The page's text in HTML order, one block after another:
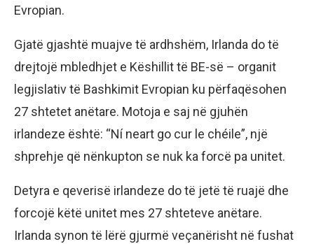
Evropian.
Gjatë gjashtë muajve të ardhshëm, Irlanda do të
drejtojë mbledhjet e Këshillit të BE-së – organit
legjislativ të Bashkimit Evropian ku përfaqësohen
27 shtetet anëtare. Motoja e saj në gjuhën
irlandeze është: “Ní neart go cur le chéile”, një
shprehje që nënkupton se nuk ka forcë pa unitet.
Detyra e qeverisë irlandeze do të jetë të ruajë dhe
forcojë këtë unitet mes 27 shteteve anëtare.
Irlanda synon të lërë gjurmë veçanërisht në fushat